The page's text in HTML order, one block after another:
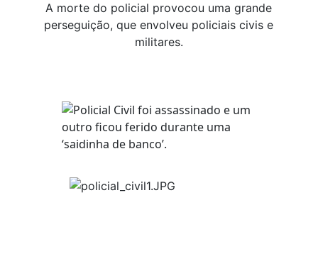
A morte do policial provocou uma grande
perseguição, que envolveu policiais civis e
militares.